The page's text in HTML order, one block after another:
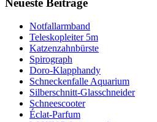
Notfallarmband
Teleskopleiter 5m
Katzenzahnbürste
Spirograph
Doro-Klapphandy
Schneckenfalle Aquarium
Silberschnitt-Glasschneider
Schneescooter
Éclat-Parfum